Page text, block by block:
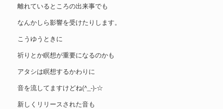
離れているところの出来事でも
なんかしら影響を受けたりします。
こうゆうときに
祈りとか瞑想が重要になるのかも
アタシは瞑想するかわりに
音を流してますけどね(^_-)-☆
新しくリリースされた音も